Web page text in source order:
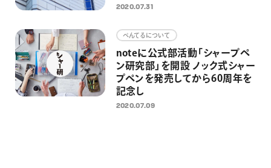
2020.07.31
ぺんてるについて
noteに公式部活動「シャープペ
ン研究部」を開設 ノック式シャー
プペンを発売してから60周年を
記念し
2020.07.09